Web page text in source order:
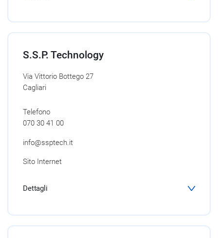
S.S.P. Technology
Via Vittorio Bottego 27
Cagliari
Telefono
070 30 41 00
info@ssptech.it
Sito Internet
Dettagli